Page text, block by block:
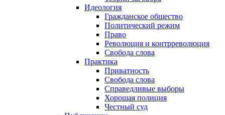
Идеология
Гражданское общество
Политический режим
Право
Революция и контрреволюция
Свобода слова
Практика
Приватность
Свобода слова
Справедливые выборы
Хорошая полиция
Честный суд